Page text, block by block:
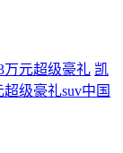
凯
超级豪礼suv中国